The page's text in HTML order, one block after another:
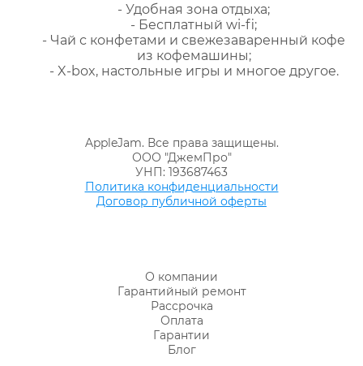
- Удобная зона отдыха;
- Бесплатный wi-fi;
- Чай с конфетами и свежезаваренный кофе
из кофемашины;
- X-box, настольные игры и многое другое.
AppleJam. Все права защищены.
ООО "ДжемПро"
УНП: 193687463
Политика конфиденциальности
Договор публичной оферты
О компании
Гарантийный ремонт
Рассрочка
Оплата
Гарантии
Блог